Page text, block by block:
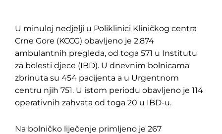
U minuloj nedjelji u Poliklinici Kliničkog centra
Crne Gore (KCCG) obavljeno je 2.874
ambulantnih pregleda, od toga 571 u Institutu
za bolesti djece (IBD). U dnevnim bolnicama
zbrinuta su 454 pacijenta a u Urgentnom
centru njih 751. U istom periodu obavljeno je 114
operativnih zahvata od toga 20 u IBD-u.
Na bolničko liječenje primljeno je 267